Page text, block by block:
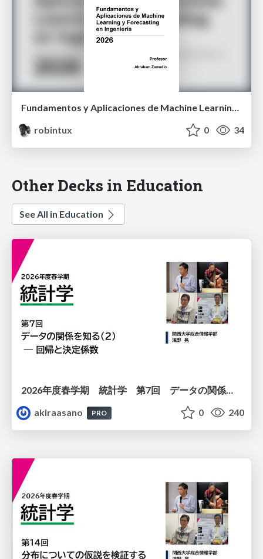
Fundamentos y Aplicaciones de Machine Learning y Forecasting en Ingeniería
robintux
0 34
Other Decks in Education
See All in Education
akiraasano
PRO 0 240